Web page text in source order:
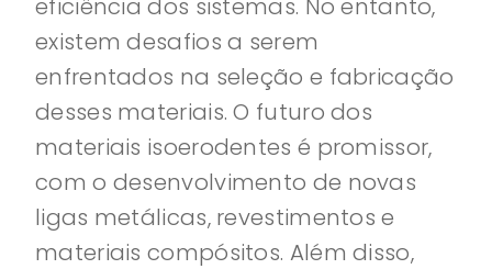
eficiência dos sistemas. No entanto,
existem desafios a serem
enfrentados na seleção e fabricação
desses materiais. O futuro dos
materiais isoerodentes é promissor,
com o desenvolvimento de novas
ligas metálicas, revestimentos e
materiais compósitos. Além disso,